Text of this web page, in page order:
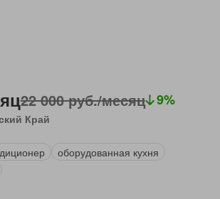
22 000 руб./месяц 9%
Край
оборудованная кухня